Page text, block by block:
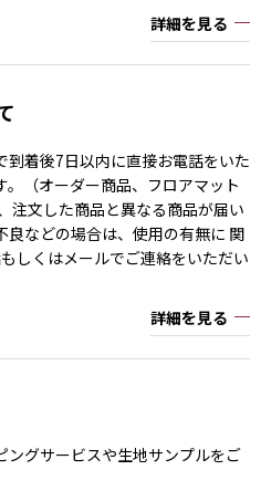
詳細を見る
着後7日以内に直接お電話をいた
（オーダー商品、フロアマット
注文した商品と異なる商品が届い
などの場合は、使用の有無に 関
しくはメールでご連絡をいただい
詳細を見る
ングサービスや生地サンプルをご